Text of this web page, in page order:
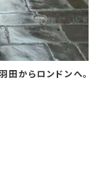
田からロンドンへ。